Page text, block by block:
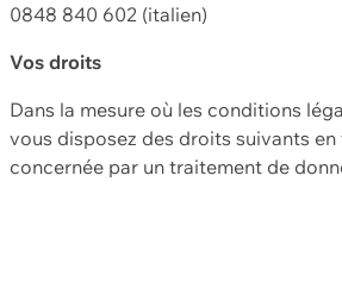
0848 840 602 (italien)
Vos droits
Dans la mesure où les conditions
vous disposez des droits suivants
concernée par un traitement de